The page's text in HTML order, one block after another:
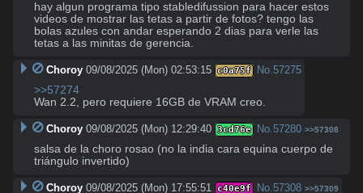
hay algun programa tipo stabledifussion para hacer estos
videos de mostrar las tetas a partir de fotos? tengo las
bolas azules con andar esperando 2 dias para verle las
tetas a las minitas de gerencia.
Choroy 09/08/2025 (Mon) 02:53:15 c0a75f No.57275
>>57274
Wan 2.2, pero requiere 16GB de VRAM creo.
Choroy 09/08/2025 (Mon) 12:29:40 3cd76e No.57280 >>57308
salsa de la choro rosao (no la india cara equina cuerpo de
triángulo invertido)
Choroy 09/08/2025 (Mon) 17:55:51 c40e9f No.57308 >>57309